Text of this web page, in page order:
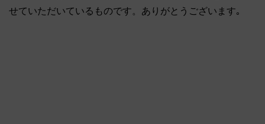
せていただいているものです。ありがとうございます｡